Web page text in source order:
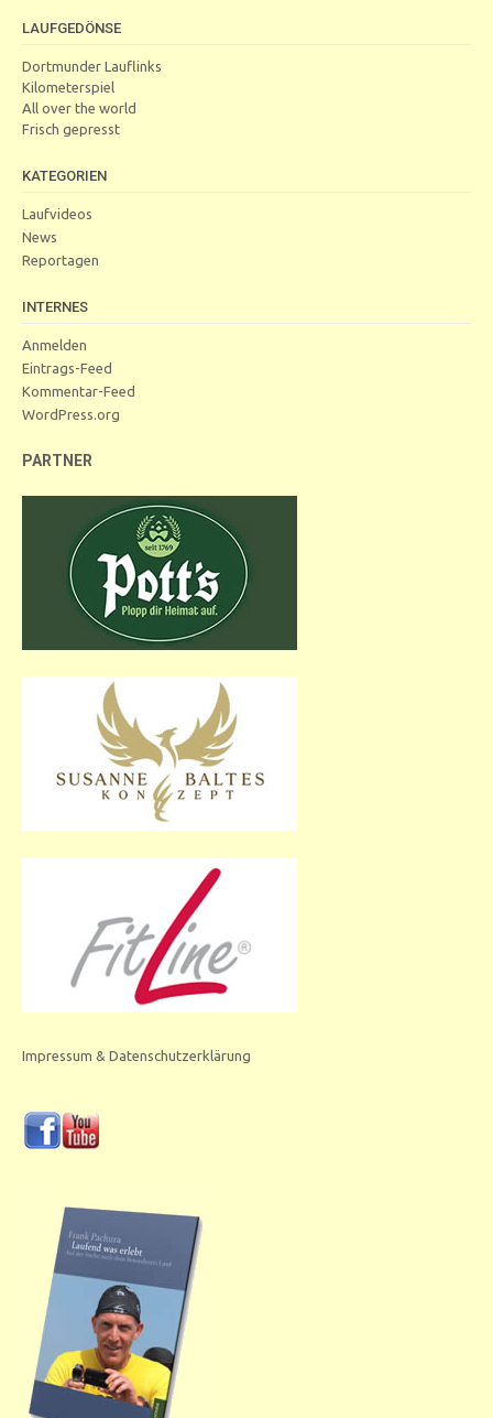
LAUFGEDÖNSE
Dortmunder Lauflinks
Kilometerspiel
All over the world
Frisch gepresst
KATEGORIEN
Laufvideos
News
Reportagen
INTERNES
Anmelden
Eintrags-Feed
Kommentar-Feed
WordPress.org
PARTNER
Impressum & Datenschutzerklärung